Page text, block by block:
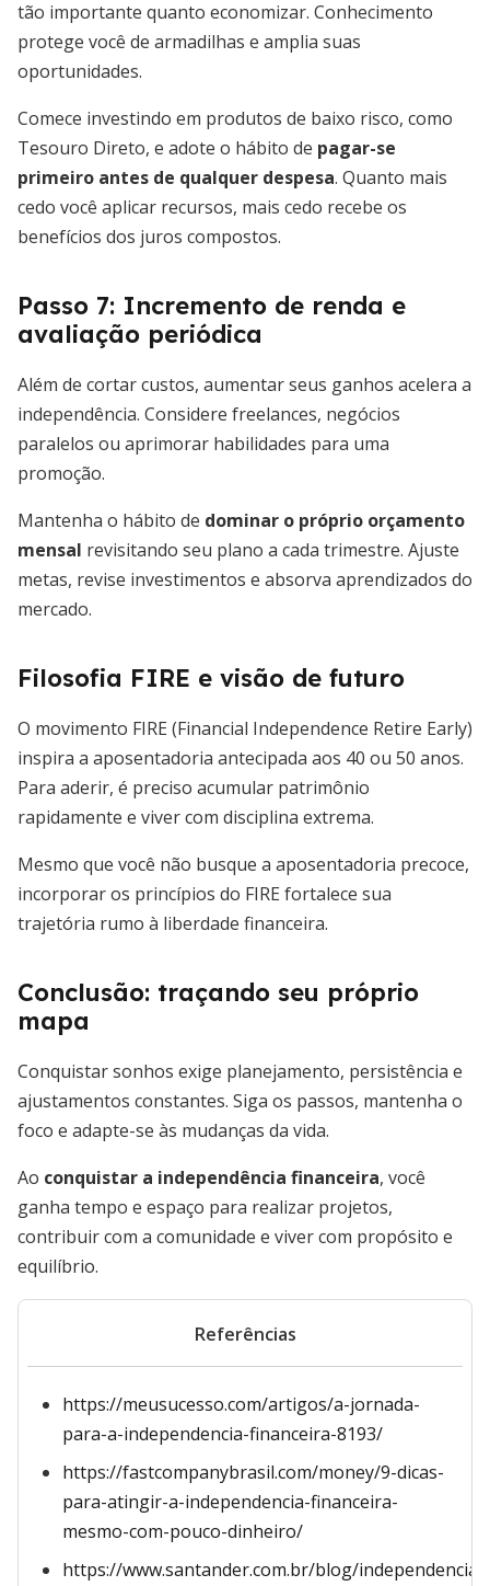
tão importante quanto economizar. Conhecimento
protege você de armadilhas e amplia suas
oportunidades.
Comece investindo em produtos de baixo risco, como
Tesouro Direto, e adote o hábito de pagar-se
primeiro antes de qualquer despesa. Quanto mais
cedo você aplicar recursos, mais cedo recebe os
benefícios dos juros compostos.
Passo 7: Incremento de renda e
avaliação periódica
Além de cortar custos, aumentar seus ganhos acelera a
independência. Considere freelances, negócios
paralelos ou aprimorar habilidades para uma
promoção.
Mantenha o hábito de dominar o próprio orçamento
mensal revisitando seu plano a cada trimestre. Ajuste
metas, revise investimentos e absorva aprendizados do
mercado.
Filosofia FIRE e visão de futuro
O movimento FIRE (Financial Independence Retire Early)
inspira a aposentadoria antecipada aos 40 ou 50 anos.
Para aderir, é preciso acumular patrimônio
rapidamente e viver com disciplina extrema.
Mesmo que você não busque a aposentadoria precoce,
incorporar os princípios do FIRE fortalece sua
trajetória rumo à liberdade financeira.
Conclusão: traçando seu próprio
mapa
Conquistar sonhos exige planejamento, persistência e
ajustamentos constantes. Siga os passos, mantenha o
foco e adapte-se às mudanças da vida.
Ao conquistar a independência financeira, você
ganha tempo e espaço para realizar projetos,
contribuir com a comunidade e viver com propósito e
equilíbrio.
Referências
https://meusucesso.com/artigos/a-jornada-
para-a-independencia-financeira-8193/
https://fastcompanybrasil.com/money/9-dicas-
para-atingir-a-independencia-financeira-
mesmo-com-pouco-dinheiro/
https://www.santander.com.br/blog/independencia-